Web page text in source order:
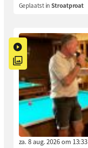
Geplaatst inStroatproat
za. 8 aug. 2026 om 13:33